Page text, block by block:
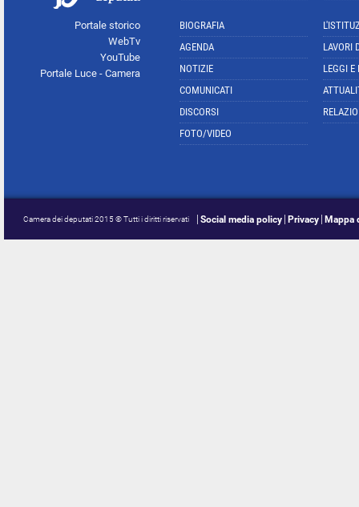
Portale storico
WebTv
YouTube
Portale Luce - Camera
BIOGRAFIA
AGENDA
NOTIZIE
COMUNICATI
DISCORSI
FOTO/VIDEO
LAVORI
LEGGI E
Camera dei deputati 2015 © Tutti i diritti riservati Social media policy Privacy Mappa